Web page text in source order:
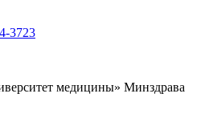
3723
медицины» Минздрава